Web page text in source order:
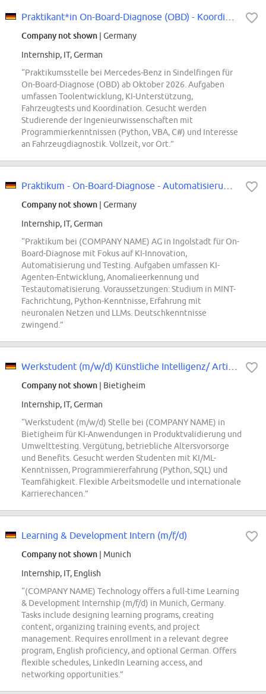
Company not shown | Germany
Internship, IT, German
“Praktikumsstelle bei Mercedes-Benz in Sindelfingen für
On-Board-Diagnose (OBD) ab Oktober 2026. Aufgaben
umfassen Toolentwicklung, KI-Unterstützung,
Fahrzeugtests und Koordination. Gesucht werden
Studierende der Ingenieurwissenschaften mit
Programmierkenntnissen (Python, VBA, C#) und Interesse
an Fahrzeugdiagnostik. Vollzeit, vor Ort.”
Company not shown | Germany
Internship, IT, German
“Praktikum bei (COMPANY NAME) AG in Ingolstadt für On-
Board-Diagnose mit Fokus auf KI-Innovation,
Automatisierung und Testing. Aufgaben umfassen KI-
Agenten-Entwicklung, Anomalieerkennung und
Testautomatisierung. Voraussetzungen: Studium in MINT-
Fachrichtung, Python-Kenntnisse, Erfahrung mit
neuronalen Netzen und LLMs. Deutschkenntnisse
zwingend.”
Company not shown | Bietigheim
Internship, IT, German
“Werkstudent (m/w/d) Stelle bei (COMPANY NAME) in
Bietigheim für KI-Anwendungen in Produktvalidierung und
Umwelttesting. Vergütung, betriebliche Altersvorsorge
und Benefits. Gesucht werden Studenten mit KI/ML-
Kenntnissen, Programmiererfahrung (Python, SQL) und
Teamfähigkeit. Flexible Arbeitsmodelle und internationale
Karrierechancen.”
Learning & Development Intern (m/f/d)
Company not shown | Munich
Internship, IT, English
“(COMPANY NAME) Technology offers a full-time Learning
& Development Internship (m/f/d) in Munich, Germany.
Tasks include designing learning programs, creating
content, organizing training events, and project
management. Requires enrollment in a relevant degree
program, English proficiency, and optional German. Offers
flexible schedules, LinkedIn Learning access, and
networking opportunities.”